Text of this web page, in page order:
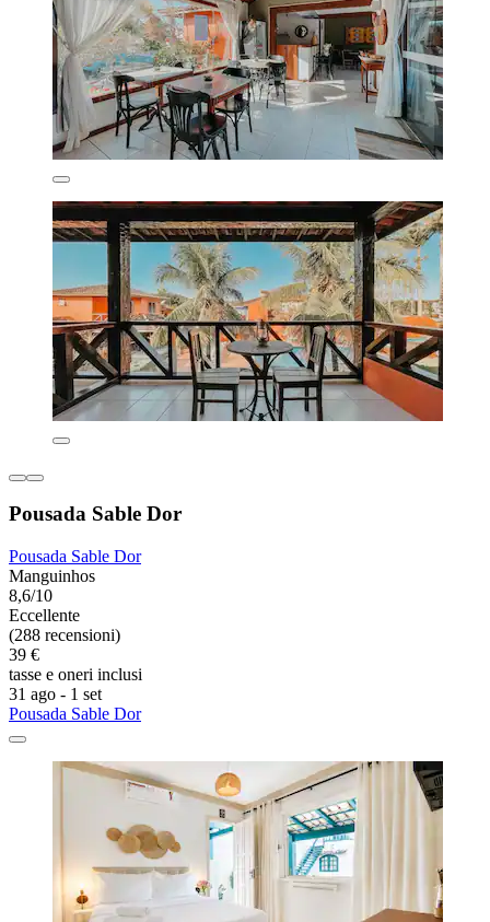
Pousada Sable Dor
Pousada Sable Dor
Manguinhos
8,6/10
Eccellente
(288 recensioni)
39 €
tasse e oneri inclusi
31 ago - 1 set
Pousada Sable Dor